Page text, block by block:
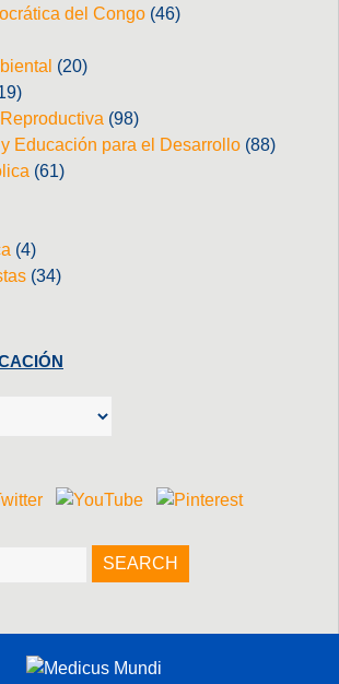
del Congo (46)
(20)
(98)
Educación para el Desarrollo (88)
(61)
(4)
(34)